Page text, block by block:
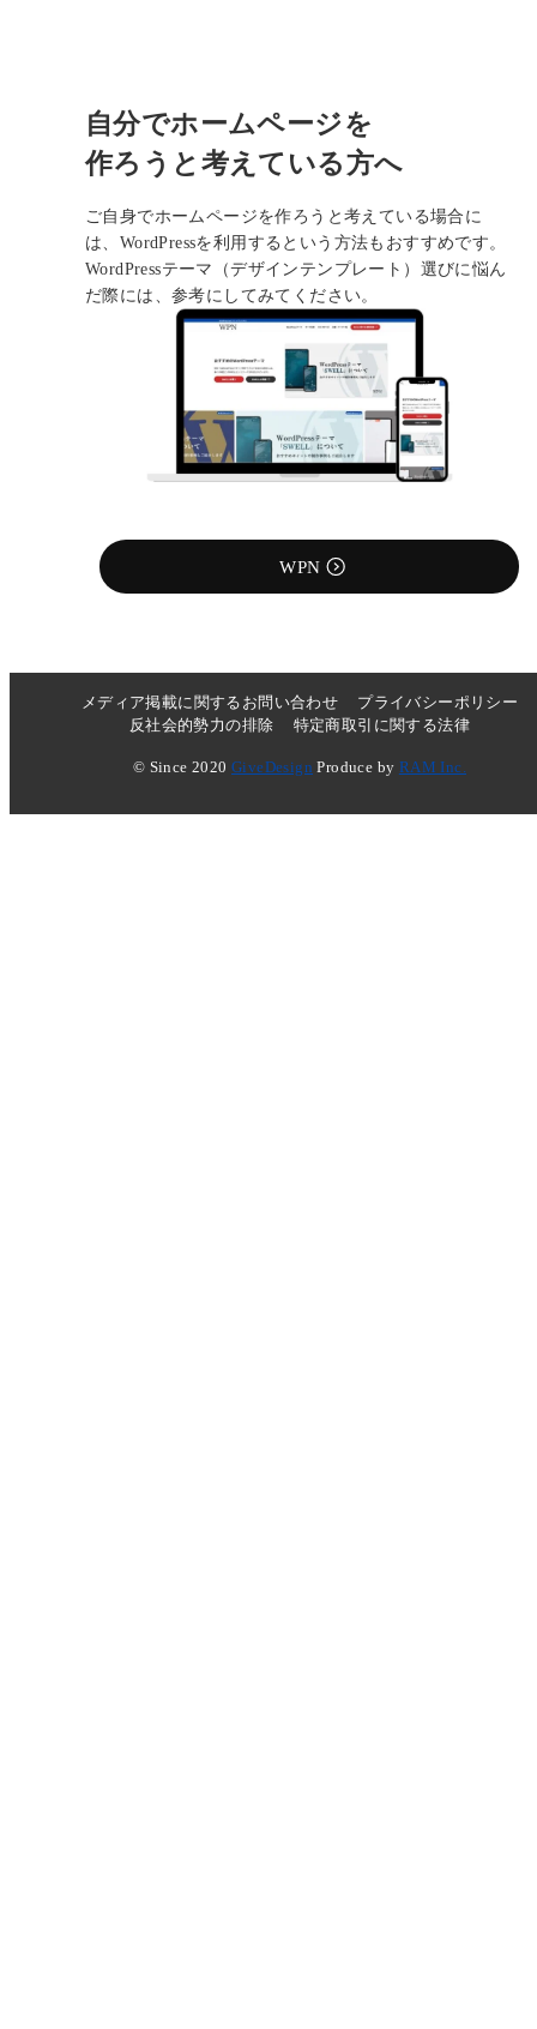
自分でホームページを
作ろうと考えている方へ
ご自身でホームページを作ろうと考えている場合に
は、WordPressを利用するという方法もおすすめです。
WordPressテーマ（デザインテンプレート）選びに悩ん
だ際には、参考にしてみてください。
WPN
メディア掲載に関するお問い合わせ
プライバシーポリシー
反社会的勢力の排除
特定商取引に関する法律
© Since 2020 GiveDesign Produce by RAM Inc.